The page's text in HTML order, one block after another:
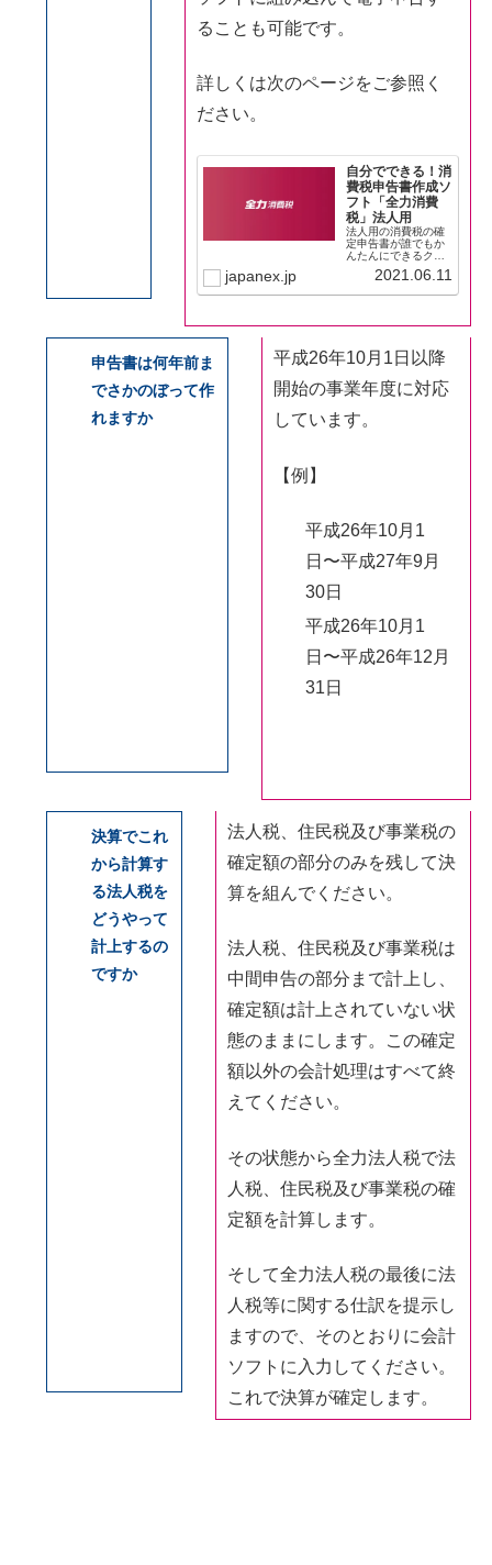
ることも可能です。
詳しくは次のページをご参照く
ださい。
自分でできる！消
費税申告書作成ソ
フト「全力消費
税」法人用
法人用の消費税の確
定申告書が誰でもか
んたんにできるクラ
ウド型消費税申告書​
作成ソフト「全力消
のソフトだから簡
プでOK。ご利用は無
料。
japanex.jp 2021.06.11
申告書は何年前ま
でさかのぼって作
れますか
平成26年10月1日以降
開始の事業年度に対応
しています。
【例】
平成26年10月1
日〜平成27年9月
30日
平成26年10月1
日〜平成26年12月
31日
決算でこれ
から計算す
る法人税を
どうやって
計上するの
ですか
法人税、住民税及び事業税の
確定額の部分のみを残して決
算を組んでください。
法人税、住民税及び事業税は
中間申告の部分まで計上し、
確定額は計上されていない状
態のままにします。この確定
額以外の会計処理はすべて終
えてください。
その状態から全力法人税で法
人税、住民税及び事業税の確
定額を計算します。
そして全力法人税の最後に法
人税等に関する仕訳を提示し
ますので、そのとおりに会計
ソフトに入力してください。
これで決算が確定します。